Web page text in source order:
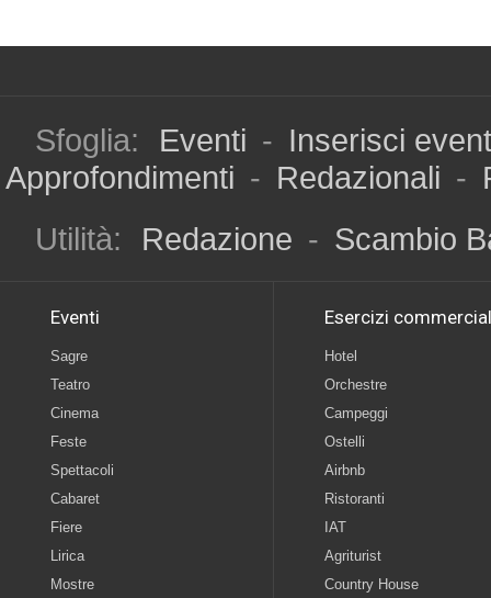
Sfoglia: Eventi - Inserisci
Approfondimenti - Redazionali -
Utilità:
Redazione - Scambio
Eventi
Sagre
Teatro
Cinema
Feste
Spettacoli
Cabaret
Fiere
Lirica
Mostre
Esercizi
Hotel
Orchestre
Campeggi
Ostelli
Airbnb
Ristoranti
IAT
Agriturist
Country House